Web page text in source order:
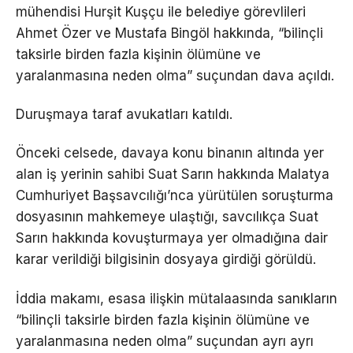
mühendisi Hurşit Kuşçu ile belediye görevlileri
Ahmet Özer ve Mustafa Bingöl hakkında, “bilinçli
taksirle birden fazla kişinin ölümüne ve
yaralanmasına neden olma” suçundan dava açıldı.
Duruşmaya taraf avukatları katıldı.
Önceki celsede, davaya konu binanın altında yer
alan iş yerinin sahibi Suat Sarın hakkında Malatya
Cumhuriyet Başsavcılığı’nca yürütülen soruşturma
dosyasının mahkemeye ulaştığı, savcılıkça Suat
Sarın hakkında kovuşturmaya yer olmadığına dair
karar verildiği bilgisinin dosyaya girdiği görüldü.
İddia makamı, esasa ilişkin mütalaasında sanıkların
“bilinçli taksirle birden fazla kişinin ölümüne ve
yaralanmasına neden olma” suçundan ayrı ayrı